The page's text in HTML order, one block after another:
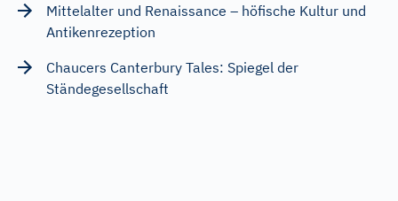
Mittelalter und Renaissance – höfische Kultur und
Antikenrezeption
Chaucers Canterbury Tales: Spiegel der
Ständegesellschaft